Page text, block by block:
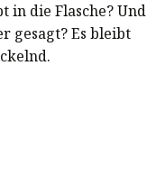
in die Flasche? Und
gesagt? Es bleibt